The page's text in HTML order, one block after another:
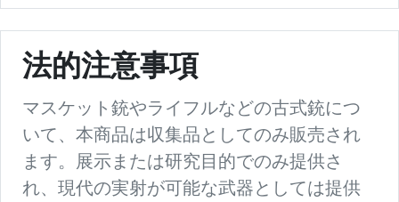
法的注意事項
マスケット銃やライフルなどの古式銃につ
いて、本商品は収集品としてのみ販売され
ます。展示または研究目的でのみ提供さ
れ、現代の実射が可能な武器としては提供